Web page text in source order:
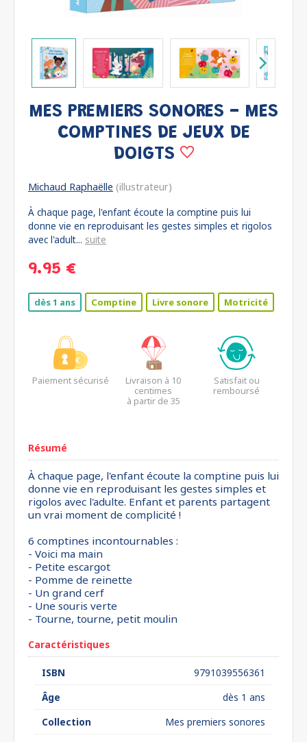
MES PREMIERS SONORES - MES
COMPTINES DE JEUX DE
DOIGTS
Michaud Raphaëlle (illustrateur)
À chaque page, l'enfant écoute la comptine puis lui
donne vie en reproduisant les gestes simples et rigolos
avec l'adult... suite
9.95 €
dès 1 ans Comptine Livre sonore Motricité
Paiement sécurisé
Livraison à 10
centimes
à partir de 35
Satisfait ou
remboursé
Résumé
À chaque page, l'enfant écoute la comptine puis lui
donne vie en reproduisant les gestes simples et
rigolos avec l'adulte. Enfant et parents partagent
un vrai moment de complicité !
6 comptines incontournables :
- Voici ma main
- Petite escargot
- Pomme de reinette
- Un grand cerf
- Une souris verte
- Tourne, tourne, petit moulin
Caractéristiques
ISBN
9791039556361
Âge
dès 1 ans
Collection
Mes premiers sonores